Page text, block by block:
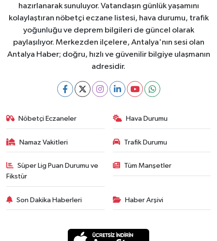
hazırlanarak sunuluyor. Vatandaşın günlük yaşamını
kolaylaştıran nöbetçi eczane listesi, hava durumu, trafik
yoğunluğu ve deprem bilgileri de güncel olarak
paylaşılıyor. Merkezden ilçelere, Antalya'nın sesi olan
Antalya Haber; doğru, hızlı ve güvenilir bilgiye ulaşmanın
adresidir.
Nöbetçi Eczaneler Hava Durumu
Namaz Vakitleri Trafik Durumu
Süper Lig Puan Durumu ve
Fikstür
Tüm Manşetler
Son Dakika Haberleri Haber Arşivi